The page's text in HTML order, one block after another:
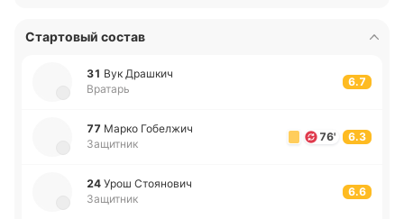
Стартовый состав
31 Вук Дра­шкич
Вратарь
6.7
77 Марко Го­бе­лжич
Защитник
76' 6.3
24 Урош Стоя­но­вич
Защитник
6.6